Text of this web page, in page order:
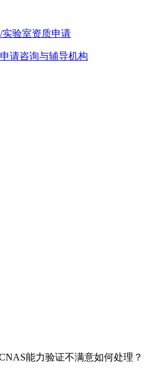
验室资质申请
请咨询与辅导机构
能力验证不满意如何处理？